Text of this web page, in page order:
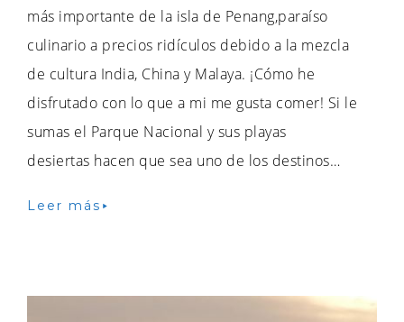
más importante de la isla de Penang,paraíso
culinario a precios ridículos debido a la mezcla
de cultura India, China y Malaya. ¡Cómo he
disfrutado con lo que a mi me gusta comer! Si le
sumas el Parque Nacional y sus playas
desiertas hacen que sea uno de los destinos…
Leer más